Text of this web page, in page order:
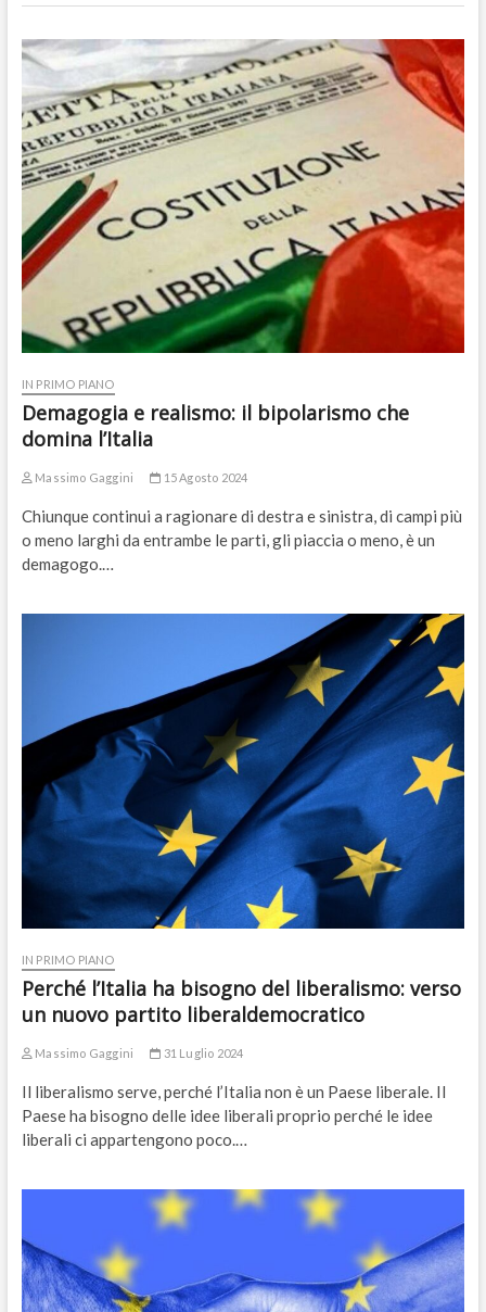
IN PRIMO PIANO
Demagogia e realismo: il bipolarismo che
domina l’Italia
Massimo Gaggini 15 Agosto 2024
Chiunque continui a ragionare di destra e sinistra, di campi più
o meno larghi da entrambe le parti, gli piaccia o meno, è un
demagogo.…
IN PRIMO PIANO
Perché l’Italia ha bisogno del liberalismo: verso
un nuovo partito liberaldemocratico
Massimo Gaggini 31 Luglio 2024
Il liberalismo serve, perché l’Italia non è un Paese liberale. Il
Paese ha bisogno delle idee liberali proprio perché le idee
liberali ci appartengono poco.…